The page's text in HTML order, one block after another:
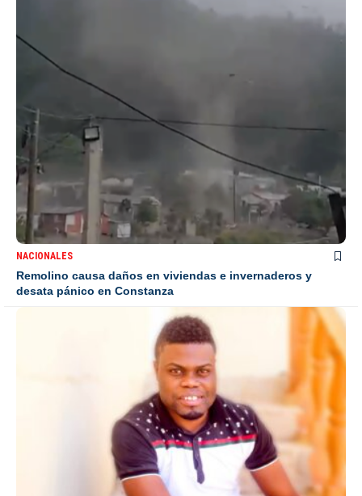
NACIONALES
Remolino causa daños en viviendas e invernaderos y
desata pánico en Constanza